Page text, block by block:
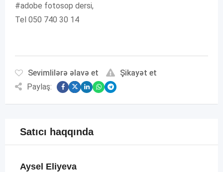
#adobe fotosop dersi,
Tel 050 740 30 14
Sevimlilərə əlavə et
Şikayət et
Paylaş:
Satıcı haqqında
Aysel Eliyeva